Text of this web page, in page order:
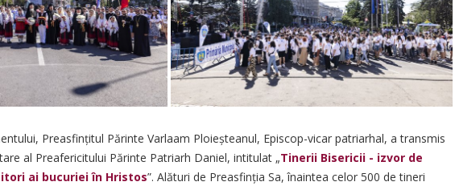
Preasfințitul Părinte Varlaam Ploieșteanul, Episcop-vicar patriarhal, a transmis
al Preafericitului Părinte Patriarh Daniel, intitulat „Tinerii Bisericii - izvor de
ai bucuriei în Hristos”. Alături de Preasfinția Sa, înaintea celor 500 de tineri